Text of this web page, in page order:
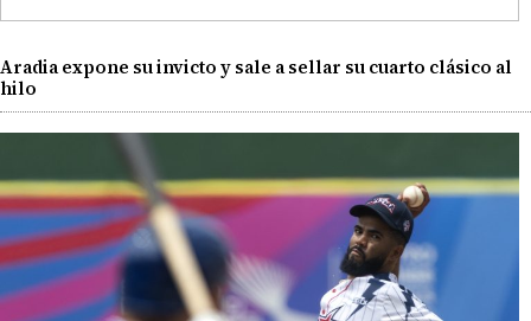
Aradia expone su invicto y sale a sellar su cuarto clásico al
hilo